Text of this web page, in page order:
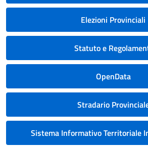
Elezioni Provinciali
Statuto e
OpenData
Stradario
Sistema Informativo Territoriale